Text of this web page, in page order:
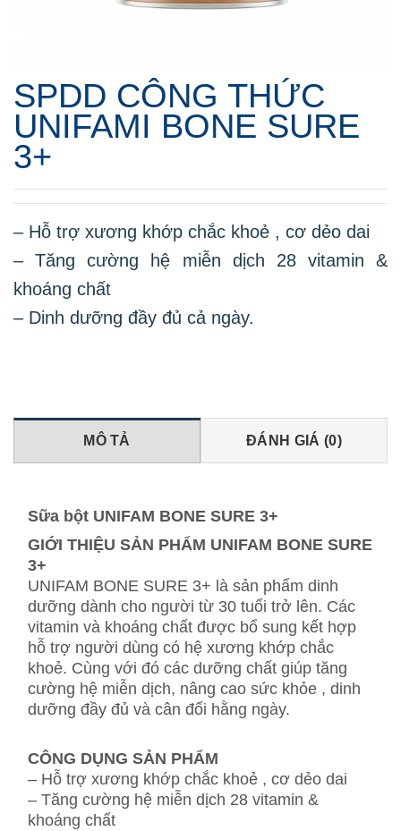
SPDD CÔNG THỨC
UNIFAMI BONE SURE
3+
– Hỗ trợ xương khớp chắc khoẻ , cơ dẻo dai
– Tăng cường hệ miễn dịch 28 vitamin &
khoáng chất
– Dinh dưỡng đầy đủ cả ngày.
MÔ TẢ ĐÁNH GIÁ (0)
Sữa bột UNIFAM BONE SURE 3+
GIỚI THIỆU SẢN PHẨM UNIFAM BONE SURE
3+
UNIFAM BONE SURE 3+ là sản phẩm dinh
dưỡng dành cho người từ 30 tuổi trở lên. Các
vitamin và khoáng chất được bổ sung kết hợp
hỗ trợ người dùng có hệ xương khớp chắc
khoẻ. Cùng với đó các dưỡng chất giúp tăng
cường hệ miễn dịch, nâng cao sức khỏe , dinh
dưỡng đầy đủ và cân đối hằng ngày.
CÔNG DỤNG SẢN PHẨM
– Hỗ trợ xương khớp chắc khoẻ , cơ dẻo dai
– Tăng cường hệ miễn dịch 28 vitamin &
khoáng chất